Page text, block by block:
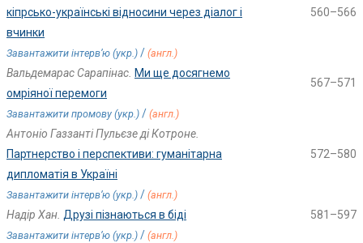
кіпрсько-українські відносини через діалог і
вчинки
560–566
Завантажити інтерв’ю (укр.) / (англ.)
Вальдемарас Сарапінас. Ми ще досягнемо
омріяної перемоги
567–571
Завантажити промову (укр.) / (англ.)
Антоніо Газзанті Пульєзе ді Котроне.
Партнерство і перспективи: гуманітарна
дипломатія в Україні
572–580
Завантажити інтерв’ю (укр.) / (англ.)
Надір Хан. Друзі пізнаються в біді 581–597
Завантажити інтерв’ю (укр.) / (англ.)